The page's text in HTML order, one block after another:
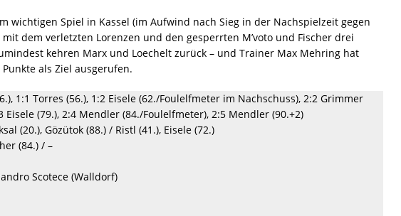
wichtigen Spiel in Kassel (im Aufwind nach Sieg in der Nachspielzeit gegen
dem verletzten Lorenzen und den gesperrten M’voto und Fischer drei
kehren Marx und Loechelt zurück – und Trainer Max Mehring hat
als Ziel ausgerufen.
1:1 Torres (56.), 1:2 Eisele (62./Foulelfmeter im Nachschuss), 2:2 Grimmer
Eisele (79.), 2:4 Mendler (84./Foulelfmeter), 2:5 Mendler (90.+2)
(20.), Gözütok (88.) / Ristl (41.), Eisele (72.)
(84.) / –
Scotece (Walldorf)